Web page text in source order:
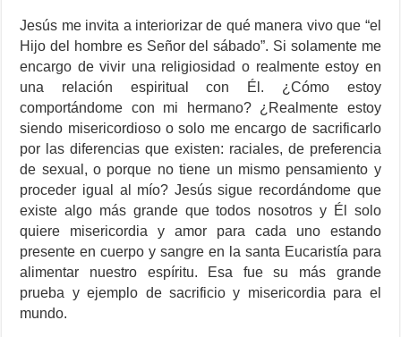
Jesús me invita a interiorizar de qué manera vivo que “el
Hijo del hombre es Señor del sábado”. Si solamente me
encargo de vivir una religiosidad o realmente estoy en
una relación espiritual con Él. ¿Cómo estoy
comportándome con mi hermano? ¿Realmente estoy
siendo misericordioso o solo me encargo de sacrificarlo
por las diferencias que existen: raciales, de preferencia
de sexual, o porque no tiene un mismo pensamiento y
proceder igual al mío? Jesús sigue recordándome que
existe algo más grande que todos nosotros y Él solo
quiere misericordia y amor para cada uno estando
presente en cuerpo y sangre en la santa Eucaristía para
alimentar nuestro espíritu. Esa fue su más grande
prueba y ejemplo de sacrificio y misericordia para el
mundo.